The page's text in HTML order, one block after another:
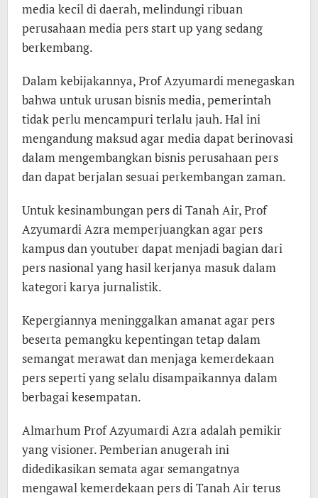
media kecil di daerah, melindungi ribuan
perusahaan media pers start up yang sedang
berkembang.
Dalam kebijakannya, Prof Azyumardi menegaskan
bahwa untuk urusan bisnis media, pemerintah
tidak perlu mencampuri terlalu jauh. Hal ini
mengandung maksud agar media dapat berinovasi
dalam mengembangkan bisnis perusahaan pers
dan dapat berjalan sesuai perkembangan zaman.
Untuk kesinambungan pers di Tanah Air, Prof
Azyumardi Azra memperjuangkan agar pers
kampus dan youtuber dapat menjadi bagian dari
pers nasional yang hasil kerjanya masuk dalam
kategori karya jurnalistik.
Kepergiannya meninggalkan amanat agar pers
beserta pemangku kepentingan tetap dalam
semangat merawat dan menjaga kemerdekaan
pers seperti yang selalu disampaikannya dalam
berbagai kesempatan.
Almarhum Prof Azyumardi Azra adalah pemikir
yang visioner. Pemberian anugerah ini
didedikasikan semata agar semangatnya
mengawal kemerdekaan pers di Tanah Air terus